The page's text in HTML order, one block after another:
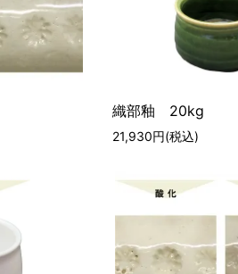
織部釉 20kg
21,930円(税込)